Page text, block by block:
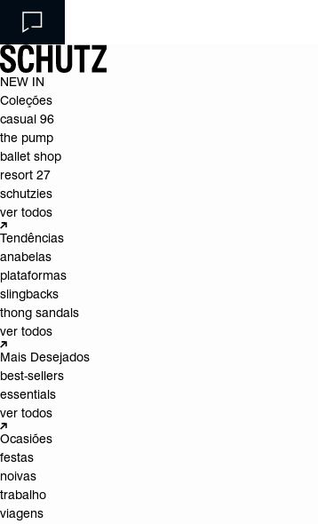
NEW IN
Coleções
casual 96
the pump
ballet shop
resort 27
schutzies
ver todos
Tendências
anabelas
plataformas
slingbacks
thong sandals
ver todos
Mais Desejados
best-sellers
essentials
ver todos
Ocasiões
festas
noivas
trabalho
viagens